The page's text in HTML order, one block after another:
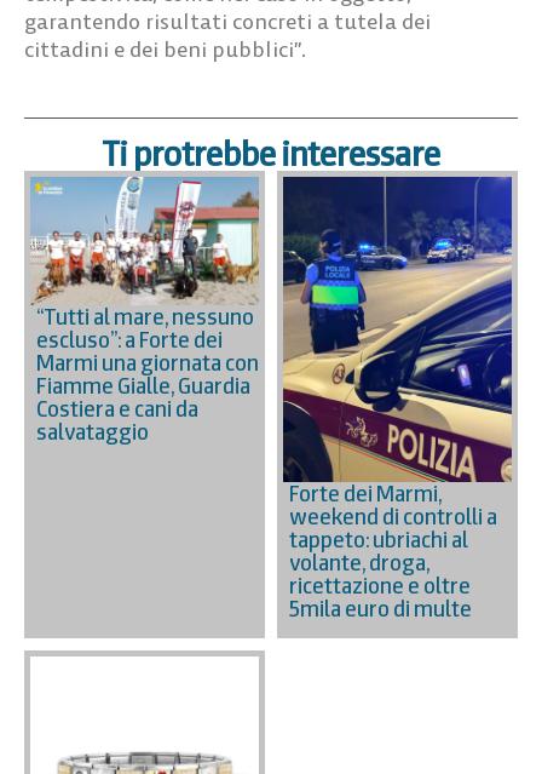
garantendo risultati concreti a tutela dei
cittadini e dei beni pubblici”.
Ti protrebbe interessare
“Tutti al mare, nessuno
escluso”: a Forte dei
Marmi una giornata con
Fiamme Gialle, Guardia
Costiera e cani da
salvataggio
Forte dei Marmi,
weekend di controlli a
tappeto: ubriachi al
volante, droga,
ricettazione e oltre
5mila euro di multe